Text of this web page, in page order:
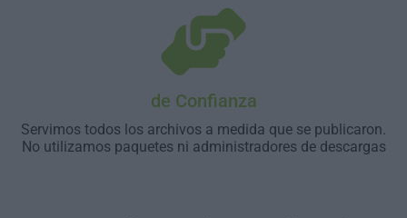
de Confianza
Servimos todos los archivos a medida que se publicaron.
No utilizamos paquetes ni administradores de descargas